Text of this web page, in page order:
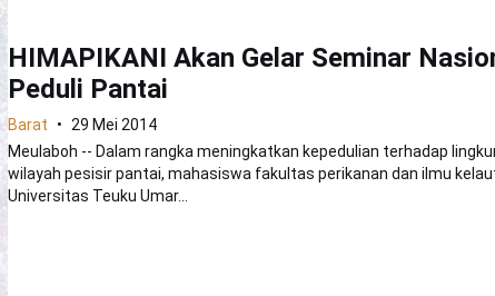
HIMAPIKANI Akan Gelar Seminar
Peduli Pantai
Barat
29 Mei 2014
Meulaboh -- Dalam rangka meningkatkan kepedulian terhadap
wilayah pesisir pantai, mahasiswa fakultas perikanan dan ilmu
Universitas Teuku Umar...